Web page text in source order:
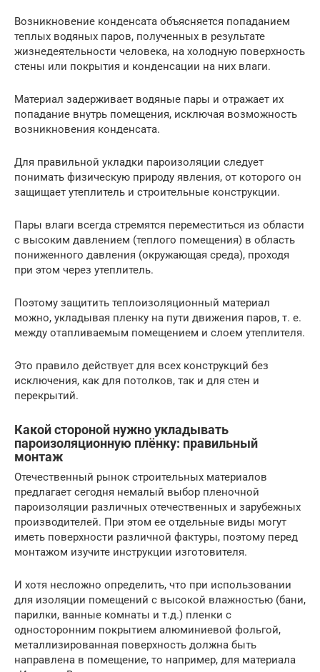
Возникновение конденсата объясняется попаданием
теплых водяных паров, полученных в результате
жизнедеятельности человека, на холодную поверхность
стены или покрытия и конденсации на них влаги.
Материал задерживает водяные пары и отражает их
попадание внутрь помещения, исключая возможность
возникновения конденсата.
Для правильной укладки пароизоляции следует
понимать физическую природу явления, от которого он
защищает утеплитель и строительные конструкции.
Пары влаги всегда стремятся переместиться из области
с высоким давлением (теплого помещения) в область
пониженного давления (окружающая среда), проходя
при этом через утеплитель.
Поэтому защитить теплоизоляционный материал
можно, укладывая пленку на пути движения паров, т. е.
между отапливаемым помещением и слоем утеплителя.
Это правило действует для всех конструкций без
исключения, как для потолков, так и для стен и
перекрытий.
Какой стороной нужно укладывать
пароизоляционную плёнку: правильный
монтаж
Отечественный рынок строительных материалов
предлагает сегодня немалый выбор пленочной
пароизоляции различных отечественных и зарубежных
производителей. При этом ее отдельные виды могут
иметь поверхности различной фактуры, поэтому перед
монтажом изучите инструкции изготовителя.
И хотя несложно определить, что при использовании
для изоляции помещений с высокой влажностью (бани,
парилки, ванные комнаты и т.д.) пленки с
односторонним покрытием алюминиевой фольгой,
металлизированная поверхность должна быть
направлена в помещение, то например, для материала